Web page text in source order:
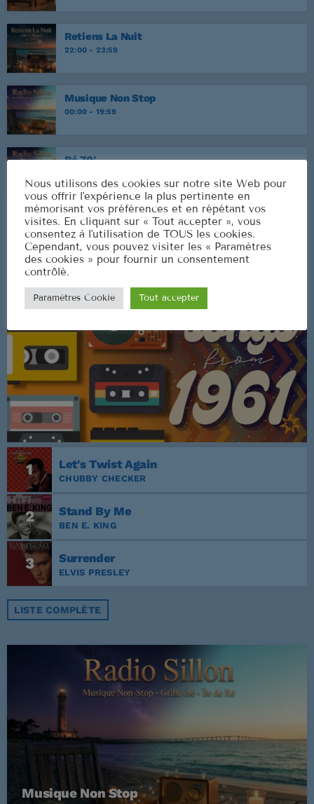
Retiens La Nuit
22:00 - 23:59
Musique Non Stop
00:00 - 19:59
Ré 70′
CLASSEMENT
1 Let's Twist Again
CHUBBY CHECKER
2 Stand By Me
BEN E. KING
3 Surrender
ELVIS PRESLEY
LISTE COMPLÈTE
Musique Non Stop
Nous utilisons des cookies sur notre site Web pour
vous offrir l'expérience la plus pertinente en
mémorisant vos préférences et en répétant vos
visites. En cliquant sur « Tout accepter », vous
consentez à l'utilisation de TOUS les cookies.
Cependant, vous pouvez visiter les « Paramètres
des cookies » pour fournir un consentement
contrôlé.
Paramètres Cookie Tout accepter